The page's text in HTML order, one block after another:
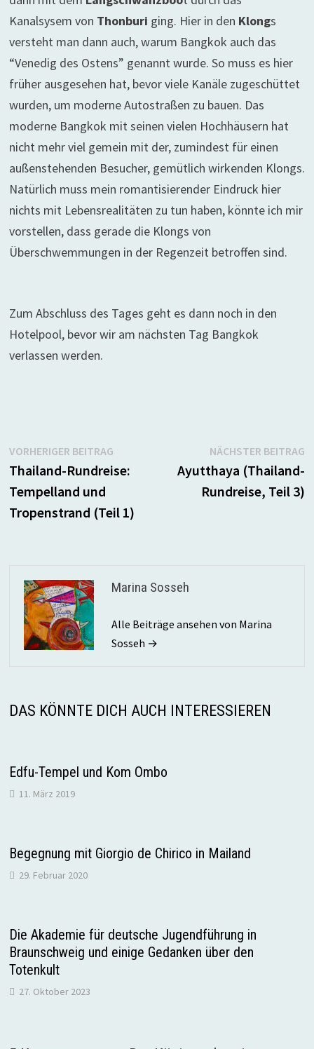
Kanalsysem von Thonburi ging. Hier in den Klongs
versteht man dann auch, warum Bangkok auch das
“Venedig des Ostens” genannt wurde. So muss es hier
früher ausgesehen hat, bevor viele Kanäle zugeschüttet
wurden, um moderne Autostraßen zu bauen. Das
moderne Bangkok mit seinen vielen Hochhäusern hat
nicht mehr viel gemein mit der, zumindest für einen
außenstehenden Besucher, gemütlich wirkenden Klongs.
Natürlich muss mein romantisierender Eindruck hier
nichts mit Lebensrealitäten zu tun haben, könnte ich mir
vorstellen, dass gerade die Klongs von
Überschwemmungen in der Regenzeit betroffen sind.
Zum Abschluss des Tages geht es dann noch in den
Hotelpool, bevor wir am nächsten Tag Bangkok
verlassen werden.
Beitragsnavigation
VORHERIGER BEITRAGVorheriger
Beitrag:
Thailand-Rundreise:
Tempelland und
Tropenstrand (Teil 1)
NÄCHSTER BEITRAG
Ayutthaya (Thailand-
Rundreise, Teil 3)
Marina Sosseh
Alle Beiträge ansehen von Marina
Sosseh →
DAS KÖNNTE DICH AUCH INTERESSIEREN
Edfu-Tempel und Kom Ombo
11. März 2019
Begegnung mit Giorgio de Chirico in Mailand
29. Februar 2020
Die Akademie für deutsche Jugendführung in
Braunschweig und einige Gedanken über den
Totenkult
27. Oktober 2023